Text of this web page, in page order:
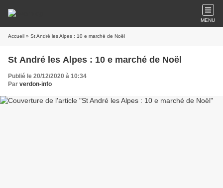
MENU
Accueil » St André les Alpes : 10 e marché de Noël
St André les Alpes : 10 e marché de Noël
Publié le 20/12/2020 à 10:34
Par verdon-info